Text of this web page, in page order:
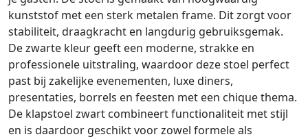
kunststof met een sterk metalen frame. Ditzorgtvoor
stabiliteit, draagkracht en langdurig gebruiksgemak.
Dezwarte kleur geeft een moderne, strakke en
professionele uitstraling, waardoordezestoel perfect
past bij zakelijke evenementen, luxediners,
presentaties, borrels en feesten met een chiquethema.
De klapstoel zwart combineertfunctionaliteit metstijl
en is daardoor geschiktvoorzowel formeleals